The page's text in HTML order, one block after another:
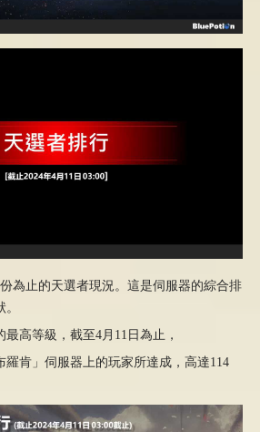
為止的天選者現況。這是伺服器的綜合排
高等級，截至4月11日為止，
羅肯」伺服器上的玩家所達成，高達114